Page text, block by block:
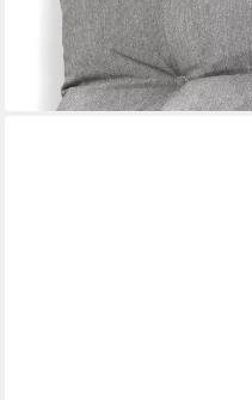
lieferbar - in 4-5 Werktagen bei dir